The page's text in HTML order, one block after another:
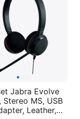
Jabra Evolve
Stereo MS, USB
Leather,